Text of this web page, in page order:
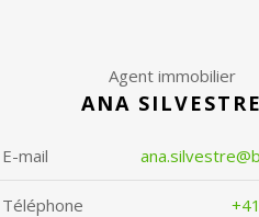
Agent immobilier
ANA SILVESTRE
mail